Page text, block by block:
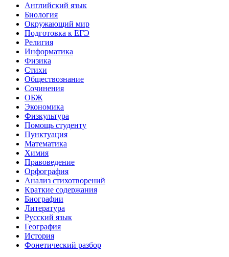
Английский язык
Биология
Окружающий мир
Подготовка к ЕГЭ
Религия
Информатика
Физика
Стихи
Обществознание
Сочинения
ОБЖ
Экономика
Физкультура
Помощь студенту
Пунктуация
Математика
Химия
Правоведение
Орфография
Анализ стихотворений
Краткие содержания
Биографии
Литература
Русский язык
География
История
Фонетический разбор